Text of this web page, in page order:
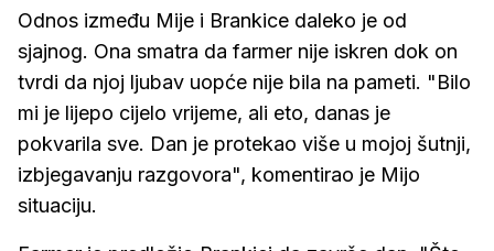
Time
Odnos između Mije i Brankice daleko je od
sjajnog. Ona smatra da farmer nije iskren dok on
tvrdi da njoj ljubav uopće nije bila na pameti. "Bilo
mi je lijepo cijelo vrijeme, ali eto, danas je
pokvarila sve. Dan je protekao više u mojoj šutnji,
izbjegavanju razgovora", komentirao je Mijo
situaciju.